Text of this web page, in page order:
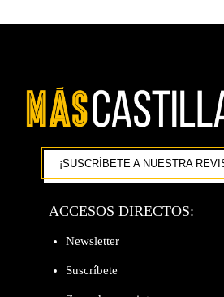
¡SUSCRÍBETE A NUESTRA
ACCESOS DIRECTOS:
Newsletter
Suscríbete